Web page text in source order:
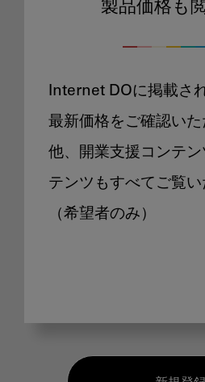
製品価格も
Internet DOに掲載さ
最新価格をご確認い
他、開業支援コンテ
テンツもすべてご覧い
（希望者のみ）